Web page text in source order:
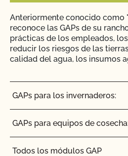
Anteriormente conocido como
reconoce las GAPs de su
prácticas de los empleados,
reducir los riesgos de las
calidad del agua, los insumos
GAPs para los invernaderos:
GAPs para equipos de
Todos los módulos GAP